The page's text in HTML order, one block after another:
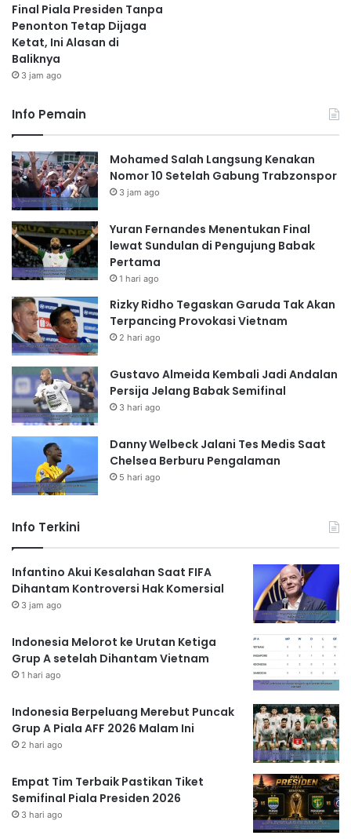
Final Piala Presiden Tanpa
Penonton Tetap Dijaga
Ketat, Ini Alasan di
Baliknya
3 jam ago
Info Pemain
Mohamed Salah Langsung Kenakan
Nomor 10 Setelah Gabung Trabzonspor
3 jam ago
Yuran Fernandes Menentukan Final
lewat Sundulan di Pengujung Babak
Pertama
1 hari ago
Rizky Ridho Tegaskan Garuda Tak Akan
Terpancing Provokasi Vietnam
2 hari ago
Gustavo Almeida Kembali Jadi Andalan
Persija Jelang Babak Semifinal
3 hari ago
Danny Welbeck Jalani Tes Medis Saat
Chelsea Berburu Pengalaman
5 hari ago
Info Terkini
Infantino Akui Kesalahan Saat FIFA
Dihantam Kontroversi Hak Komersial
3 jam ago
Indonesia Melorot ke Urutan Ketiga
Grup A setelah Dihantam Vietnam
1 hari ago
Indonesia Berpeluang Merebut Puncak
Grup A Piala AFF 2026 Malam Ini
2 hari ago
Empat Tim Terbaik Pastikan Tiket
Semifinal Piala Presiden 2026
3 hari ago